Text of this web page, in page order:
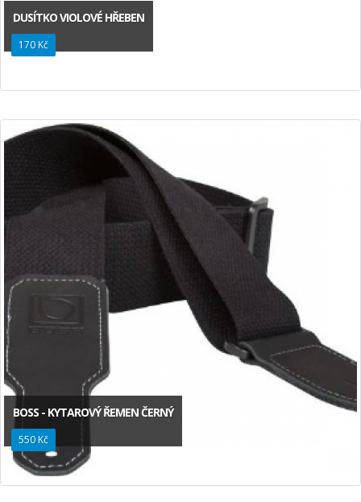
DUSÍTKO VIOLOVÉ HŘEBEN
170 Kč
BOSS - KYTAROVÝ ŘEMEN ČERNÝ
550 Kč